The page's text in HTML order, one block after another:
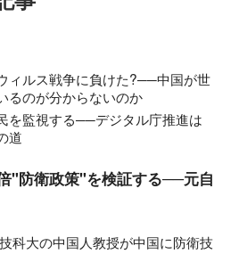
ィルス戦争に負けた?──中国が世
るのが分からないのか
を監視する──デジタル庁推進は
道
"防衛政策"を検証する──元自
科大の中国人教授が中国に防衛技